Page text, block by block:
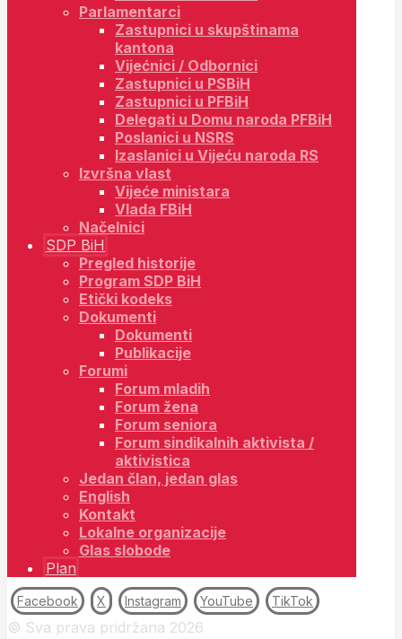
Parlamentarci
Zastupnici u skupštinama
kantona
Vijećnici / Odbornici
Zastupnici u PSBiH
Zastupnici u PFBiH
Delegati u Domu naroda PFBiH
Poslanici u NSRS
Izaslanici u Vijeću naroda RS
Izvršna vlast
Vijeće ministara
Vlada FBiH
Načelnici
SDP BiH
Pregled historije
Program SDP BiH
Etički kodeks
Dokumenti
Dokumenti
Publikacije
Forumi
Forum mladih
Forum žena
Forum seniora
Forum sindikalnih aktivista /
aktivistica
Jedan član, jedan glas
English
Kontakt
Lokalne organizacije
Glas slobode
Plan
Facebook X Instagram YouTube TikTok
© Sva prava pridržana 2026